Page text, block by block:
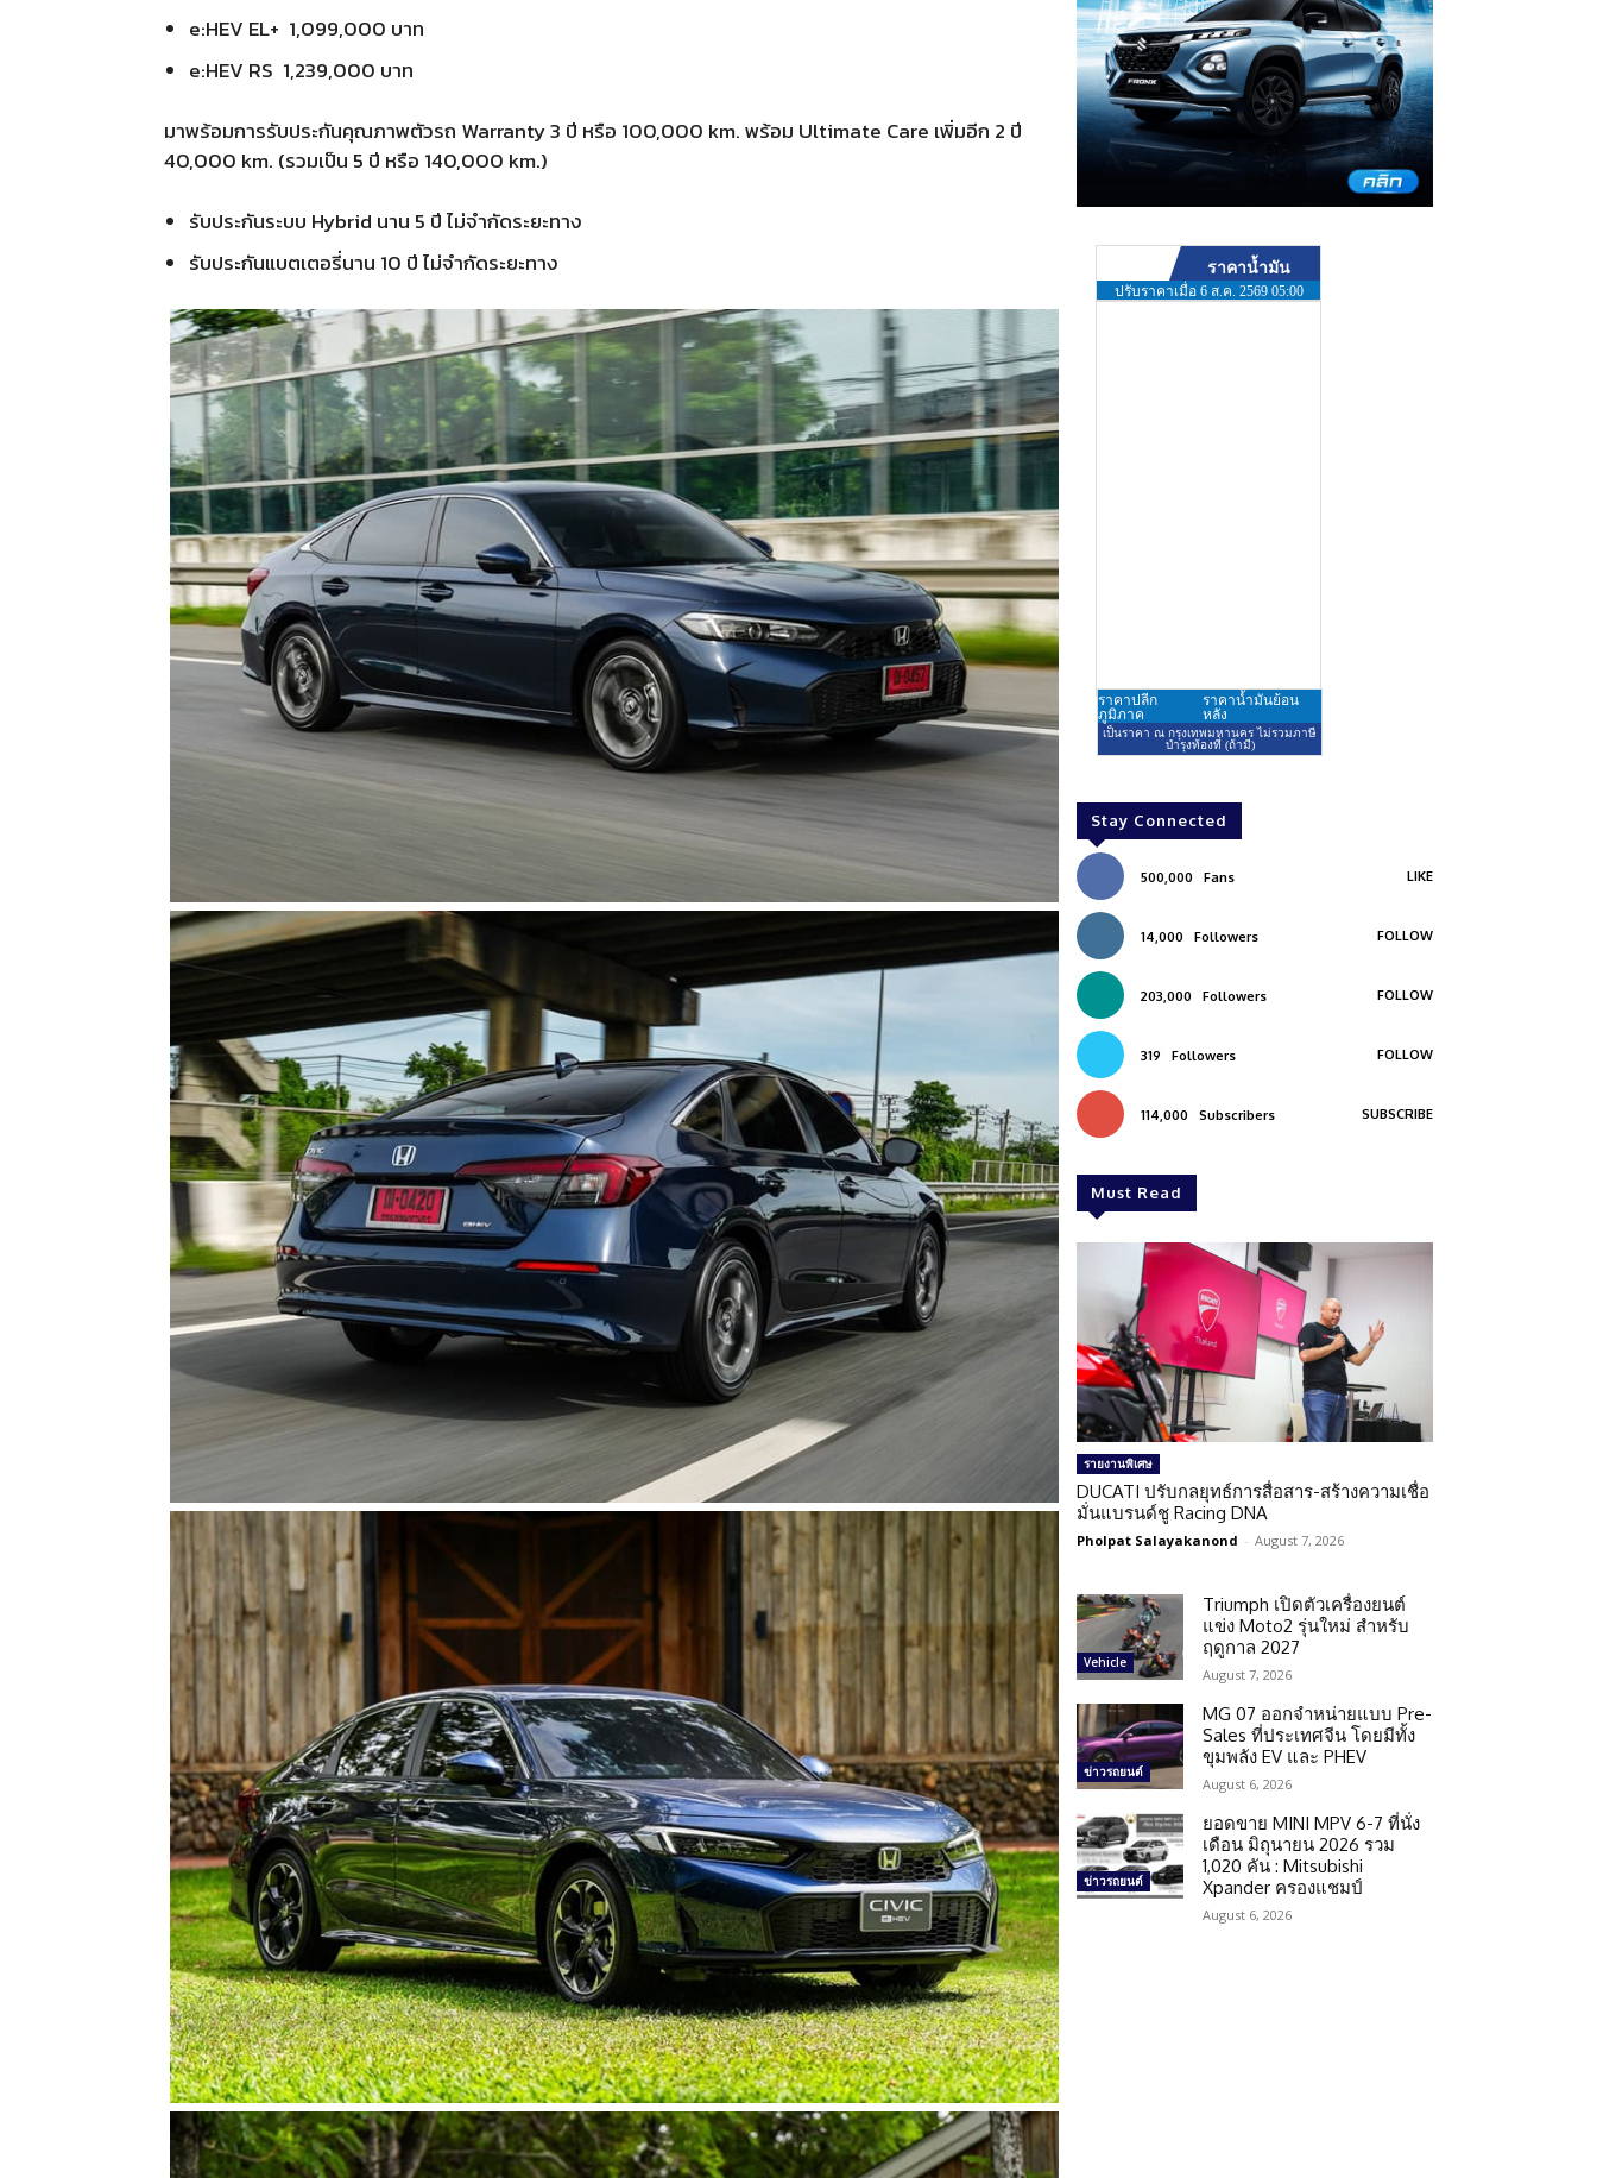
e:HEV EL+ 1,099,000 บาท
e:HEV RS 1,239,000 บาท
มาพร้อมการรับประกันคุณภาพตัวรถ Warranty 3 ปี หรือ 100,000 km. พร้อม Ultimate Care เพิ่มอีก 2 ปี
40,000 km. (รวมเป็น 5 ปี หรือ 140,000 km.)
รับประกันระบบ Hybrid นาน 5 ปี ไม่จำกัดระยะทาง
รับประกันแบตเตอรี่นาน 10 ปี ไม่จำกัดระยะทาง
Stay Connected
500,000 Fans LIKE
14,000 Followers FOLLOW
203,000 Followers FOLLOW
319 Followers FOLLOW
114,000 Subscribers SUBSCRIBE
Must Read
รายงานพิเศษ
DUCATI ปรับกลยุทธ์การสื่อสาร-สร้างความเชื่อ
มั่นแบรนด์ชู Racing DNA
Pholpat Salayakanond - August 7, 2026
Vehicle
Triumph เปิดตัวเครื่องยนต์
แข่ง Moto2 รุ่นใหม่ สำหรับ
ฤดูกาล 2027
August 7, 2026
ข่าวรถยนต์
MG 07 ออกจำหน่ายแบบ Pre-
Sales ที่ประเทศจีน โดยมีทั้ง
ขุมพลัง EV และ PHEV
August 6, 2026
ข่าวรถยนต์
ยอดขาย MINI MPV 6-7 ที่นั่ง
เดือน มิถุนายน 2026 รวม
1,020 คัน : Mitsubishi
Xpander ครองแชมป์
August 6, 2026